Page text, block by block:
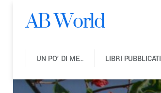
AB World
UN PO’ DI ME… LIBRI PUBBLICATI